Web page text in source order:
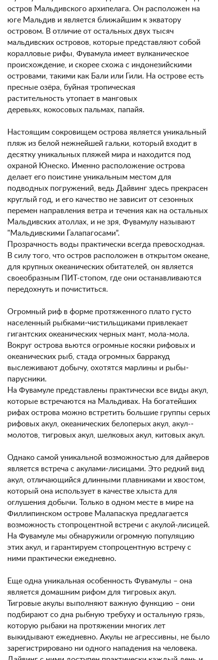
остров Мальдивского архипелага. Он расположен на
юге Мальдив и является ближайшим к экватору
островом. В отличие от остальных двух тысяч
мальдивских островов, которые представляют собой
коралловые рифы, Фувамула имеет вулканическое
происхождение, и скорее схожа с индонезийскими
островами, такими как Бали или Гили. На острове есть
пресные озёра, буйная тропическая
растительность утопает в манговых
деревьях, кокосовых пальмах, папайя.
Настоящим сокровищем острова является уникальный
пляж из белой нежнейшей гальки, который входит в
десятку уникальных пляжей мира и находится под
охраной Юнеско. Именно расположение острова
делает его поистине уникальным местом для
подводных погружений, ведь Дайвинг здесь прекрасен
круглый год, и его качество не зависит от сезонных
перемен направления ветра и течения как на остальных
Мальдивских атоллах, и не зря, Фувамулу называют
"Мальдивскими Галапагосами”.
Прозрачность воды практически всегда превосходная.
В силу того, что остров расположен в открытом океане,
для крупных океанических обитателей, он является
своеобразным ПИТ-­стопом, где они останавливаются
передохнуть и почиститься.
Огромный риф в форме протяженного плато густо
населенный рыбками‐чистильщиками привлекает
гигантских океанических черных мант, мола-­мола.
Вокруг острова вьются огромные косяки рифовых и
океанических рыб, стада огромных барракуд
выслеживают добычу, охотятся марлины и рыбы‐
парусники.
На Фувамуле представлены практически все виды акул,
которые встречаются на Мальдивах. На богатейших
рифах острова можно встретить большие группы серых
рифовых акул, океанических белоперых акул, акул-­
молотов, тигровых акул, шелковых акул, китовых акул.
Однако самой уникальной возможностью для дайверов
является встреча с акулами­‐лисицами. Это редкий вид
акул, отличающийся длинными плавниками и хвостом,
который она использует в качестве хлыста для
оглушения добычи. Только в одном месте в мире на
Филлипинском острове Малапаскуа предлагается
возможность стопроцентной встречи с акулой-­лисицей.
На Фувамуле мы обнаружили огромную популяцию
этих акул, и гарантируем стопроцентную встречу с
ними практически ежедневно.
Еще одна уникальная особенность Фувамулы – она
является домашним рифом для тигровых акул.
Тигровые акулы выполняют важную функцию – они
подбирают со дна рыбную требуху и остальную грязь,
которую рыбаки на протяжении многих лет
выкидывают ежедневно. Акулы не агрессивны, не было
зарегистрировано ни одного нападения на человека.